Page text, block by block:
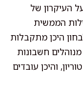
העיקרון של
הממשית
היכן מתקבלות
חשבונות
והיכן עובדים